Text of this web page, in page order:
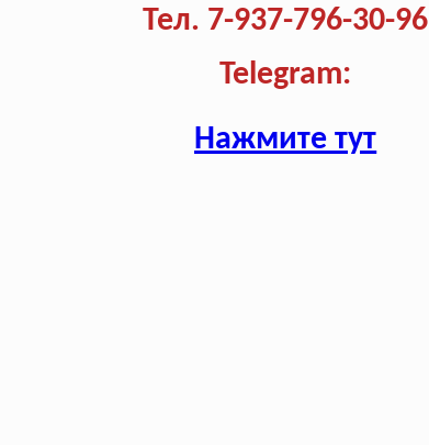
Тел. 7-937-796-30-96
Telegram:
Нажмите тут